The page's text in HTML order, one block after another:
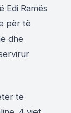
Edi Ramës
për të
dhe
të